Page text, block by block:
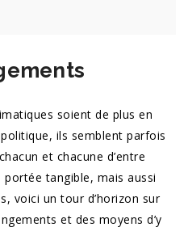
soient de plus en
ils semblent parfois
et chacune d’entre
tangible, mais aussi
voici un tour d’horizon sur
et des moyens d’y